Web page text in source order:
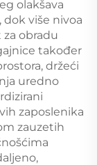
olakšava
više nivoa
obradu
također
držeći
uredno
zaposlenika
zauzetih